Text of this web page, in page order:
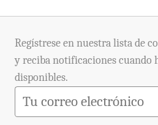
Regístrese en nuestra lista de
y reciba notificaciones cuando
disponibles.